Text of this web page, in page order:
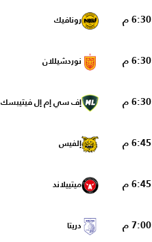
6:30 م رونافيك
6:30 م نوردشيللان
6:30 م إف سي إم إل فيتيبسك
6:45 م إلفيس
6:45 م ميتييلاند
7:00 م دريتا